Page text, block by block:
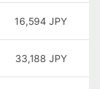
16,594 JPY
33,188 JPY